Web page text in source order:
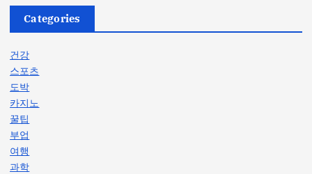
Categories
건강
스포츠
도박
카지노
꿀팁
부업
여행
과학